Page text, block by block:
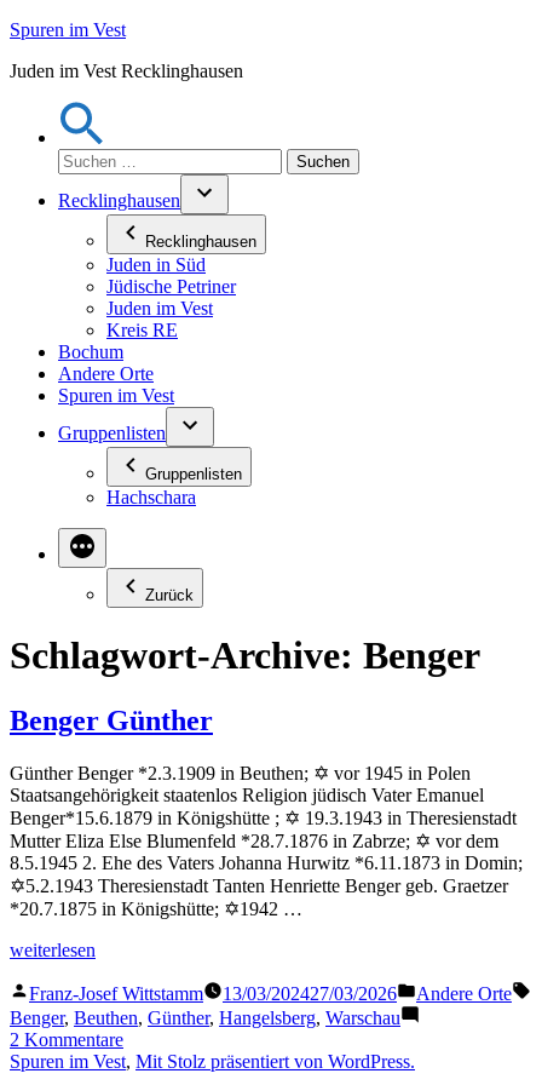
Zum
springen
Spuren im Vest
Juden im Vest Recklinghausen
Suchen
nach:
Recklinghausen
Recklinghausen
Juden in Süd
Jüdische Petriner
Juden im Vest
Kreis RE
Bochum
Andere Orte
Spuren im Vest
Gruppenlisten
Gruppenlisten
Hachschara
Zurück
Schlagwort-Archive: Benger
Benger Günther
Günther Benger *2.3.1909 in Beuthen; ✡ vor 1945 in Polen
Staatsangehörigkeit staatenlos Religion jüdisch Vater Emanuel
Benger*15.6.1879 in Königshütte ; ✡ 19.3.1943 in Theresienstadt
Mutter Eliza Else Blumenfeld *28.7.1876 in Zabrze; ✡ vor dem
8.5.1945 2. Ehe des Vaters Johanna Hurwitz *6.11.1873 in Domin;
✡5.2.1943 Theresienstadt Tanten Henriette Benger geb. Graetzer
*20.7.1875 in Königshütte; ✡1942 …
„Benger
weiterlesen
Veröffentlicht
von
Franz-Josef Wittstamm 13/03/202427/03/2026
Veröffentlicht
in
Andere Orte
Benger, Beuthen, Günther, Hangelsberg, Warschau
2 Kommentarezu
Benger
Spuren im Vest, Mit Stolz präsentiert von WordPress.